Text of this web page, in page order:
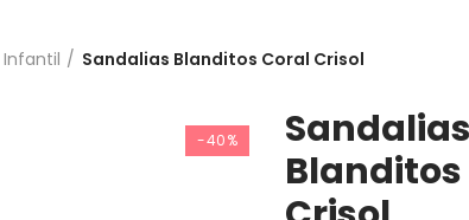
Infantil Sandalias Blanditos Coral Crisol
-40%
Sandalias